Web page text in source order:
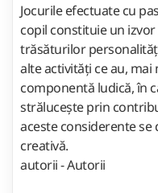
Jocurile efectuate cu
copil constituie un
trăsăturilor
alte activități ce au,
componentă ludică, în
strălucește prin
aceste considerente
creativă.
autorii - Autorii